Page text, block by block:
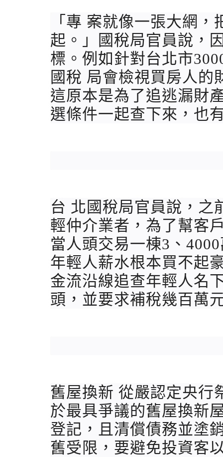
「專 案就像一張大網
起。」國稅局官員說，
標。例如針對台北市
國稅 局會檢視買房人的
這原本是為了追逃漏財
選條件一起查下來，也
台 北國稅局官員說，之
輕仲介業者，為了幫客
當人頭交易一棟3、
年輕人薪水根本買不起
金流沿線追查年輕人名
頭，並要求補稅幾百萬
舊屋換新 從嚴認定央行
於最具爭議的舊屋換新
登記，且清償債務並塗
舊受限，要避免投資客